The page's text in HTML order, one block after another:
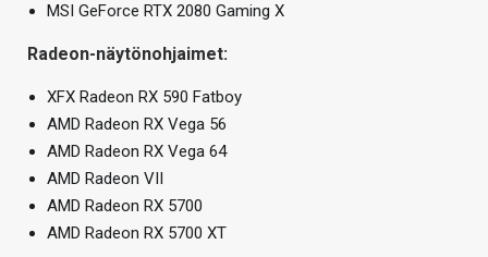
MSI GeForce RTX 2080 Gaming X
Radeon-näytönohjaimet:
XFX Radeon RX 590 Fatboy
AMD Radeon RX Vega 56
AMD Radeon RX Vega 64
AMD Radeon VII
AMD Radeon RX 5700
AMD Radeon RX 5700 XT